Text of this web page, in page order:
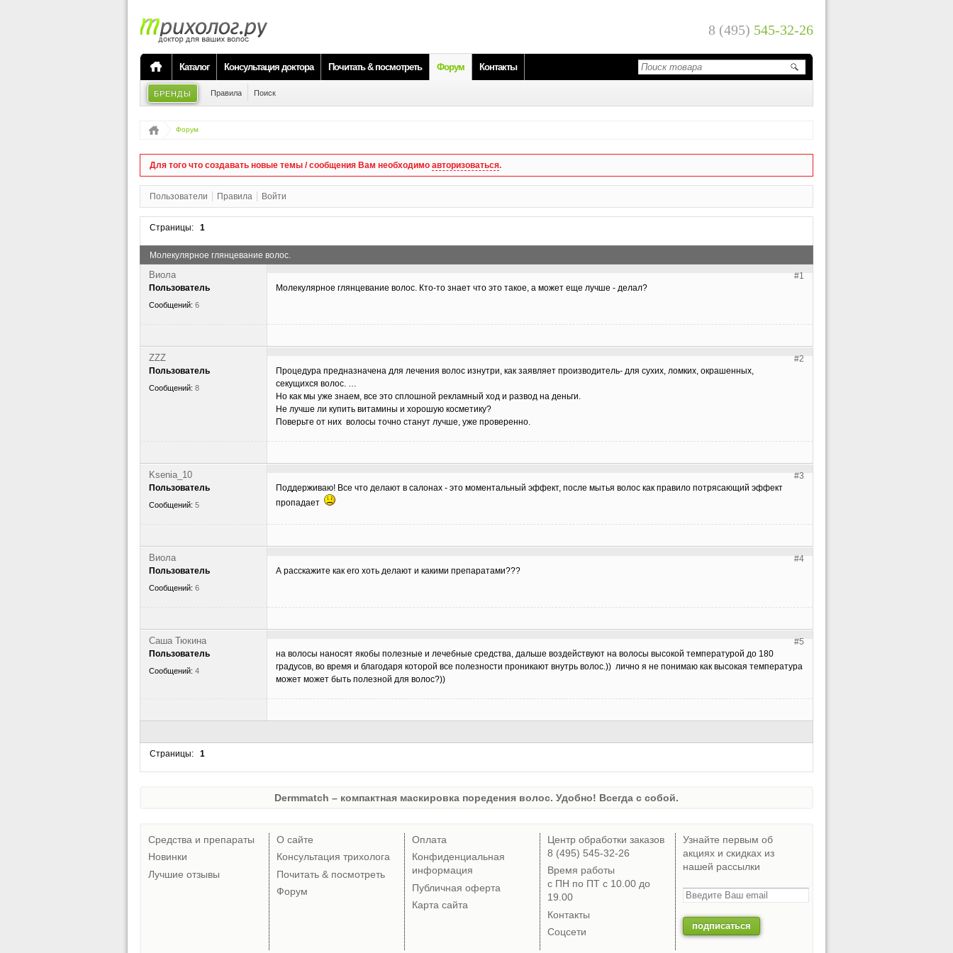
8 (495) 545-32-26
Каталог Консультация доктора Почитать & посмотреть Форум Контакты
БРЕНДЫ Правила Поиск
Форум
Для того что создавать новые темы / сообщения Вам необходимоавторизоваться.
Пользователи Правила Войти
Страницы: 1
Молекулярное глянцевание волос.
Виола
Пользователь
Сообщений: 6
#1
Молекулярное глянцевание волос. Кто-то знает что это такое, а может еще лучше - делал?
ZZZ
Пользователь
Сообщений: 8
#2
Процедура предназначена для лечения волос изнутри, как заявляет производитель- для сухих, ломких, окрашенных,
секущихся волос. …
Но как мы уже знаем, все это сплошной рекламный ход и развод на деньги.
Не лучше ли купить витамины и хорошую косметику?
Поверьте от них волосы точно станут лучше, уже проверенно.
Ksenia_10
Пользователь
Сообщений: 5
#3
Поддерживаю! Все что делают в салонах - это моментальный эффект, после мытья волос как правило потрясающий эффект
пропадает
Виола
Пользователь
Сообщений: 6
#4
А расскажите как его хоть делают и какими препаратами???
Саша Тюкина
Пользователь
Сообщений: 4
#5
на волосы наносят якобы полезные и лечебные средства, дальше воздействуют на волосы высокой температурой до 180
градусов, во время и благодаря которой все полезности проникают внутрь волос.)) лично я не понимаю как высокая температура
может может быть полезной для волос?))
Страницы: 1
Dermmatch – компактная маскировка поредения волос. Удобно! Всегда с собой.
Средства и препараты
Новинки
Лучшие отзывы
О сайте
Консультация трихолога
Почитать & посмотреть
Форум
Оплата
Конфиденциальная
информация
Публичная оферта
Карта сайта
Центр обработки заказов
8 (495) 545-32-26
Время работы
с ПН по ПТ с 10.00 до
19.00
Контакты
Соцсети
Узнайте первым об
акциях и скидках из
нашей рассылки